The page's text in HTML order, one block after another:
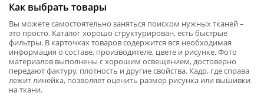
Как выбрать товары
Вы можете самостоятельно заняться поиском нужных тканей –
это просто. Каталог хорошо структурирован, есть быстрые
фильтры. В карточках товаров содержится вся необходимая
информация о составе, производителе, цвете и рисунке. Фото
материалов выполнены с хорошим освещением, достоверно
передают фактуру, плотность и другие свойства. Кадр, где справа
лежит линейка, позволяет оценить размер рисунка или вышивки
на ткани.